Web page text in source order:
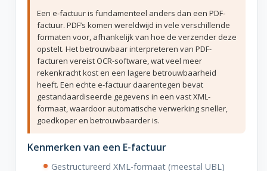
Een e-factuur is fundamenteel anders dan een PDF-
factuur. PDF’s komen wereldwijd in vele verschillende
formaten voor, afhankelijk van hoe de verzender deze
opstelt. Het betrouwbaar interpreteren van PDF-
facturen vereist OCR-software, wat veel meer
rekenkracht kost en een lagere betrouwbaarheid
heeft. Een echte e-factuur daarentegen bevat
gestandaardiseerde gegevens in een vast XML-
formaat, waardoor automatische verwerking sneller,
goedkoper en betrouwbaarder is.
Kenmerken van een E-factuur
Gestructureerd XML-formaat (meestal UBL)